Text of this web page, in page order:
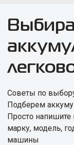
Советы по
Подберем
Просто напишите
марку, модель,
машины